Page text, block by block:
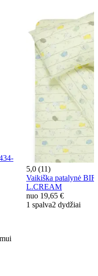
5,0 (11)
Vaikiška patalynė
L.CREAM
nuo 19,65 €
1 spalva2 dydžiai